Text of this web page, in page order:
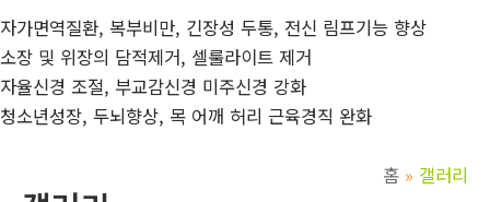
자가면역질환, 복부비만, 긴장성 두통, 전신 림프기능 향상
소장 및 위장의 담적제거, 셀룰라이트 제거
자율신경 조절, 부교감신경 미주신경 강화
청소년성장, 두뇌향상, 목 어깨 허리 근육경직 완화
홈 갤러리